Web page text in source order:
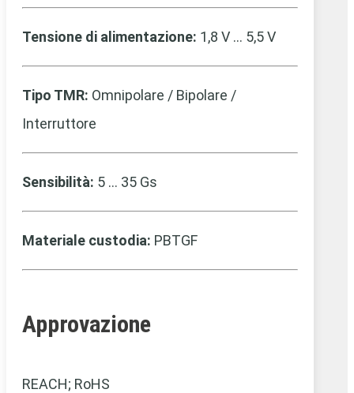
Tensione di alimentazione: 1,8 V … 5,5 V
Tipo TMR: Omnipolare / Bipolare /
Interruttore
Sensibilità: 5 … 35 Gs
Materiale custodia: PBTGF
Approvazione
REACH; RoHS